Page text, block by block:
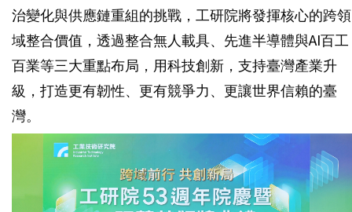
治變化與供應鏈重組的挑戰，工研院將發揮核心的跨領
域整合價值，透過整合無人載具、先進半導體與AI百工
百業等三大重點布局，用科技創新，支持臺灣產業升
級，打造更有韌性、更有競爭力、更讓世界信賴的臺
灣。